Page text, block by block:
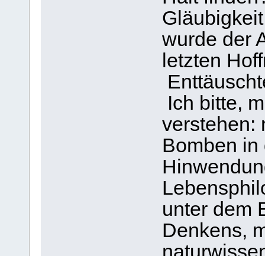
wurde der
letzten
Ich bitte,
verstehen:
Bomben in
unter dem
Denkens,